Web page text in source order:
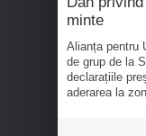
minte
Alianța pentru
de grup de la
declarațiile
aderarea la